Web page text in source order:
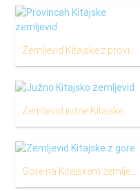
Zemljevid Kitajske z provincah
Zemljevid južne Kitajske
Gore na Kitajskem zemljevid